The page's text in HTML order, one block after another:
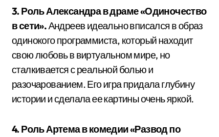
3. Роль Александра в драме «Одиночество
в сети».Андреев идеально вписался в образ
одинокого программиста, который находит
свою любовь в виртуальном мире, но
сталкивается с реальной болью и
разочарованием. Его игра придала глубину
истории и сделала ее картины очень яркой.
4. Роль Артема в комедии «Развод по